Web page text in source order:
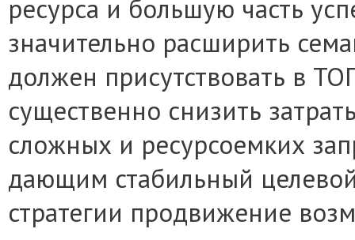
ресурса и большую часть
значительно расширить
должен присутствовать в
существенно снизить
сложных и ресурсоемких
дающим стабильный
стратегии продвижение